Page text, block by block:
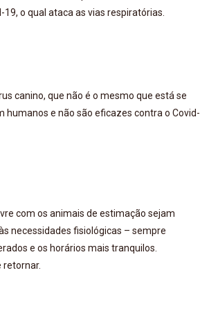
o qual ataca as vias respiratórias.
canino, que não é o mesmo que está se
humanos e não são eficazes contra o Covid-
com os animais de estimação sejam
necessidades fisiológicas – sempre
e os horários mais tranquilos.
retornar.